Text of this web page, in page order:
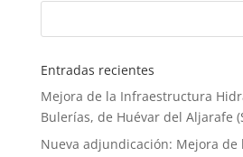
Entradas recientes
Mejora de la Infraestructura
Bulerías, de Huévar del Aljarafe
Nueva adjundicación: Mejora